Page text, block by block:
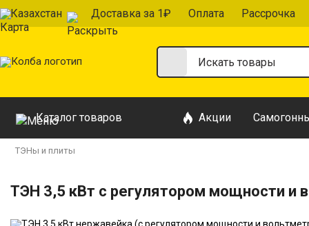
Казахстан Доставка за 1₽ Оплата Рассрочка
Каталог товаров Акции
ТЭНы и плиты
ТЭН 3,5 кВт с регулятором мощности и